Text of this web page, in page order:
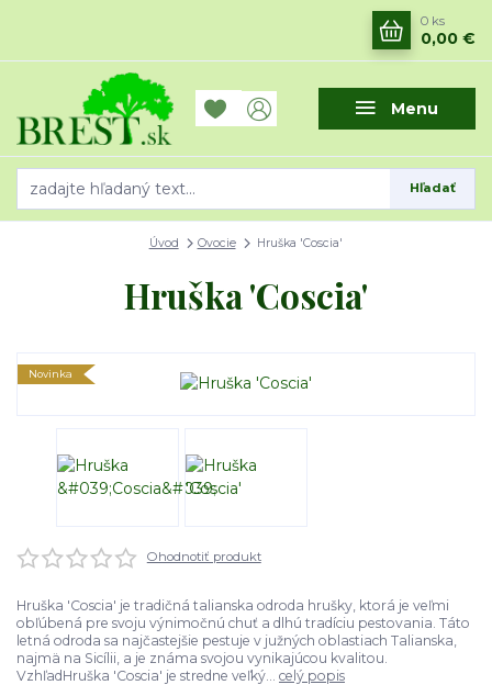
Menu
Hľadať
0 ks
0,00 €
Úvod Ovocie Hruška 'Coscia'
Hruška 'Coscia'
Novinka
Ohodnotiť produkt
Hruška 'Coscia' je tradičná talianska odroda hrušky, ktorá je veľmi
obľúbená pre svoju výnimočnú chuť a dlhú tradíciu pestovania. Táto
letná odroda sa najčastejšie pestuje v južných oblastiach Talianska,
najmä na Sicílii, a je známa svojou vynikajúcou kvalitou.
VzhľadHruška 'Coscia' je stredne veľký... celý popis